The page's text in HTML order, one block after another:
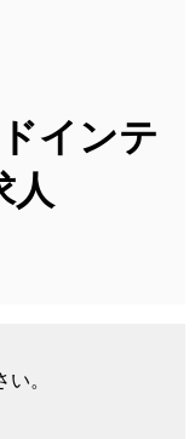
インテ
人
。